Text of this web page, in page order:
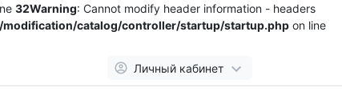
32Warning: Cannot modify header information - headers
catalog/controller/startup/startup.php on line
Личный кабинет